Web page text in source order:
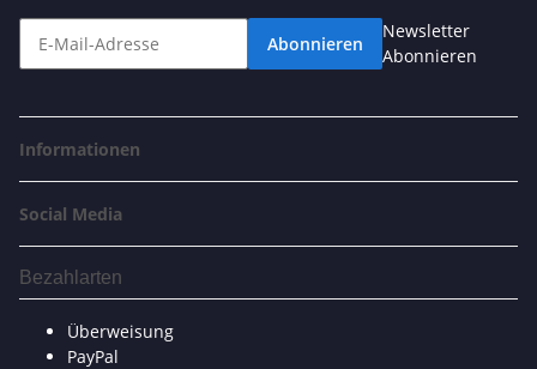
Abonnieren
Newsletter
Abonnieren
Informationen
Social Media
Bezahlarten
Überweisung
PayPal